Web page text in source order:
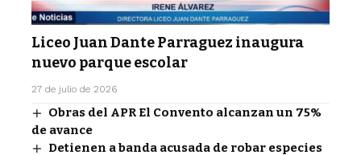
Liceo Juan Dante Parraguez inaugura
nuevo parque escolar
27 de julio de 2026
Obras del APR El Convento alcanzan un 75%
de avance
Detienen a banda acusada de robar especies